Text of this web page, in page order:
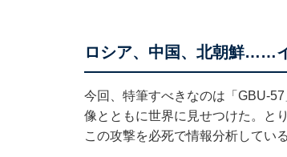
ロシア、中国、北朝鮮……
今回、特筆すべきなのは「GBU-
像とともに世界に見せつけた。と
この攻撃を必死で情報分析してい